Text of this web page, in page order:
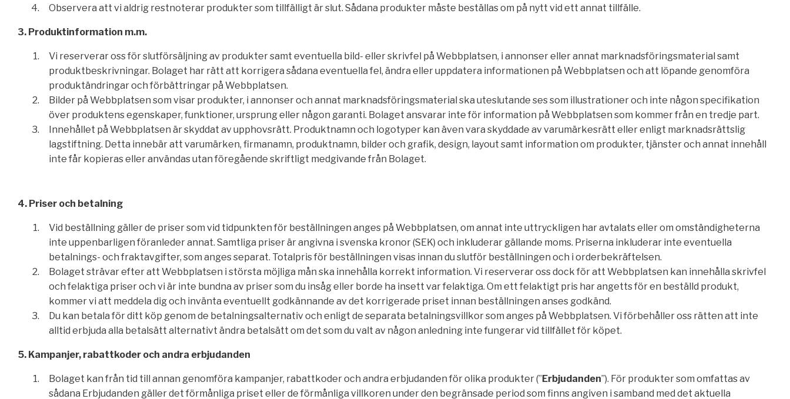
Observera att vi aldrig restnoterar produkter som tillfälligt är slut. Sådana produkter måste beställas om på nytt vid ett annat tillfälle.
3. Produktinformation m.m.
Vi reserverar oss för slutförsäljning av produkter samt eventuella bild- eller skrivfel på Webbplatsen, i annonser eller annat marknadsföringsmaterial samt
produktbeskrivningar. Bolaget har rätt att korrigera sådana eventuella fel, ändra eller uppdatera informationen på Webbplatsen och att löpande genomföra
produktändringar och förbättringar på Webbplatsen.
Bilder på Webbplatsen som visar produkter, i annonser och annat marknadsföringsmaterial ska uteslutande ses som illustrationer och inte någon specifikation
över produktens egenskaper, funktioner, ursprung eller någon garanti. Bolaget ansvarar inte för information på Webbplatsen som kommer från en tredje part.
Innehållet på Webbplatsen är skyddat av upphovsrätt. Produktnamn och logotyper kan även vara skyddade av varumärkesrätt eller enligt marknadsrättslig
lagstiftning. Detta innebär att varumärken, firmanamn, produktnamn, bilder och grafik, design, layout samt information om produkter, tjänster och annat innehåll
inte får kopieras eller användas utan föregående skriftligt medgivande från Bolaget.
4. Priser och betalning
Vid beställning gäller de priser som vid tidpunkten för beställningen anges på Webbplatsen, om annat inte uttryckligen har avtalats eller om omständigheterna
inte uppenbarligen föranleder annat. Samtliga priser är angivna i svenska kronor (SEK) och inkluderar gällande moms. Priserna inkluderar inte eventuella
betalnings- och fraktavgifter, som anges separat. Totalpris för beställningen visas innan du slutför beställningen och i orderbekräftelsen.
Bolaget strävar efter att Webbplatsen i största möjliga mån ska innehålla korrekt information. Vi reserverar oss dock för att Webbplatsen kan innehålla skrivfel
och felaktiga priser och vi är inte bundna av priser som du insåg eller borde ha insett var felaktiga. Om ett felaktigt pris har angetts för en beställd produkt,
kommer vi att meddela dig och invänta eventuellt godkännande av det korrigerade priset innan beställningen anses godkänd.
Du kan betala för ditt köp genom de betalningsalternativ och enligt de separata betalningsvillkor som anges på Webbplatsen. Vi förbehåller oss rätten att inte
alltid erbjuda alla betalsätt alternativt ändra betalsätt om det som du valt av någon anledning inte fungerar vid tillfället för köpet.
5. Kampanjer, rabattkoder och andra erbjudanden
Bolaget kan från tid till annan genomföra kampanjer, rabattkoder och andra erbjudanden för olika produkter (”Erbjudanden”). För produkter som omfattas av
sådana Erbjudanden gäller det förmånliga priset eller de förmånliga villkoren under den begränsade period som finns angiven i samband med det aktuella